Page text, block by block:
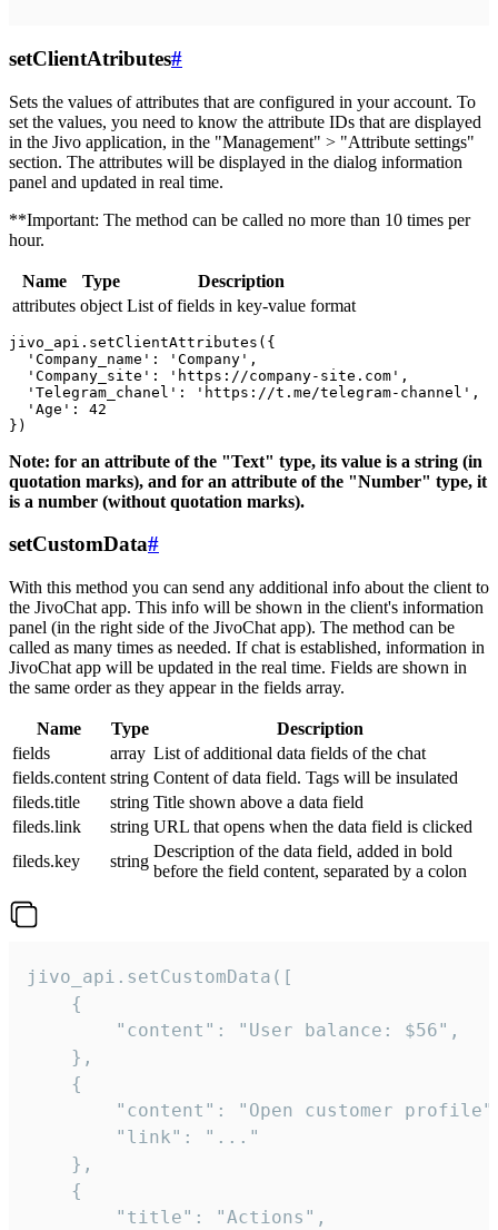
setClientAtributes#
Sets the values ​​of attributes that are configured in your account. To
set the values, you need to know the attribute IDs that are displayed
in the Jivo application, in the "Management" > "Attribute settings"
section. The attributes will be displayed in the dialog information
panel and updated in real time.
**Important: The method can be called no more than 10 times per
hour.
Name Type
Description
attributes object List of fields in key-value format
jivo_api.setClientAttributes({
  'Company_name': 'Company',
  'Company_site': 'https://company-site.com',
  'Telegram_chanel': 'https://t.me/telegram-channel',
  'Age': 42
Note: for an attribute of the "Text" type, its value is a string (in
quotation marks), and for an attribute of the "Number" type, it
is a number (without quotation marks).
setCustomData#
With this method you can send any additional info about the client to
the JivoChat app. This info will be shown in the client's information
panel (in the right side of the JivoChat app). The method can be
called as many times as needed. If chat is established, information in
JivoChat app will be updated in the real time. Fields are shown in
the same order as they appear in the fields array.
Name Type
Description
fields
array List of additional data fields of the chat
fields.content string Content of data field. Tags will be insulated
fileds.title
string Title shown above a data field
fileds.link
string URL that opens when the data field is clicked
fileds.key
string
Description of the data field, added in bold
before the field content, separated by a colon
jivo_api.setCustomData([
    {
        "content": "User balance: $56",
    },
    {
"content": "Open customer
        "link": "..."
    },
    {
        "title": "Actions",